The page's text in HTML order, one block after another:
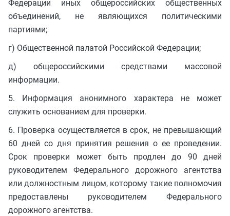
Федерации иных общероссийских общественных
объединений, не являющихся политическими
партиями;
г) Общественной палатой Российской Федерации;
д) общероссийскими средствами массовой
информации.
5. Информация анонимного характера не может
служить основанием для проверки.
6. Проверка осуществляется в срок, не превышающий
60 дней со дня принятия решения о ее проведении.
Срок проверки может быть продлен до 90 дней
руководителем Федерального дорожного агентства
или должностным лицом, которому такие полномочия
предоставлены руководителем Федерального
дорожного агентства.